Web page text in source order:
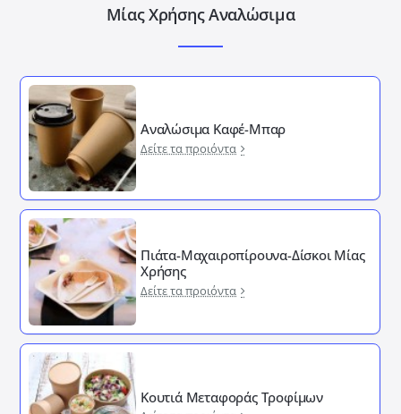
Μίας Χρήσης Αναλώσιμα
Αναλώσιμα Καφέ-Μπαρ
Δείτε τα προιόντα
Πιάτα-Μαχαιροπίρουνα-Δίσκοι Μίας
Χρήσης
Δείτε τα προιόντα
Κουτιά Μεταφοράς Τροφίμων